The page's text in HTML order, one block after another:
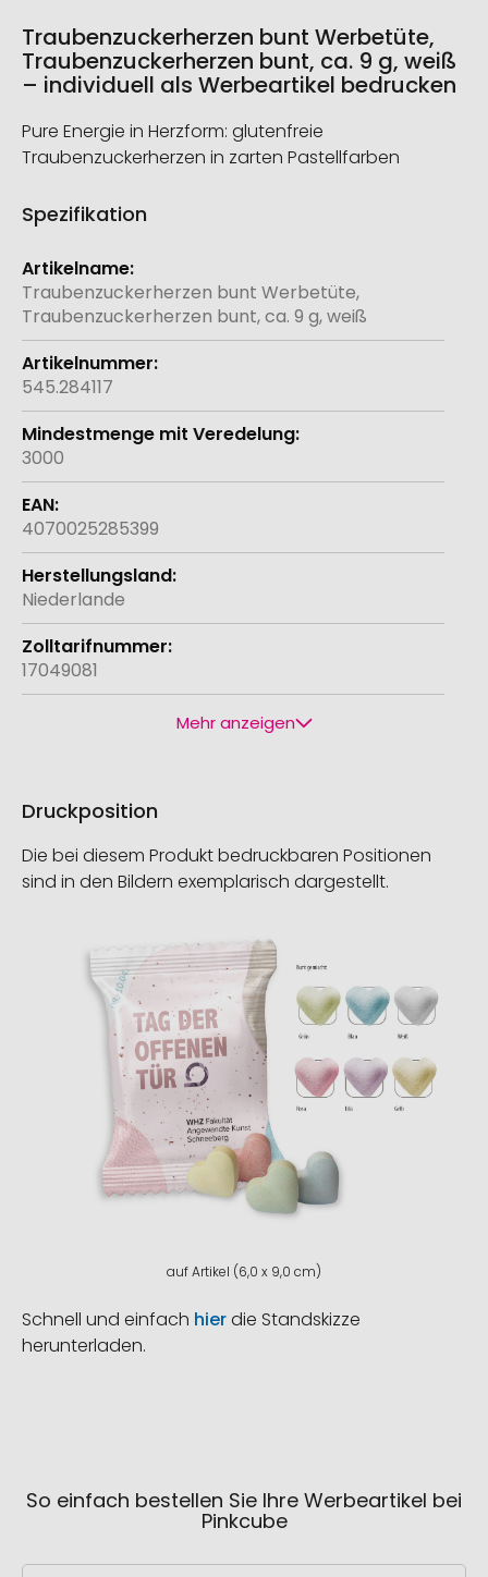
Traubenzuckerherzen bunt Werbetüte,
Traubenzuckerherzen bunt, ca. 9 g, weiß
– individuell als Werbeartikel bedrucken
Pure Energie in Herzform: glutenfreie
Traubenzuckerherzen in zarten Pastellfarben
Spezifikation
Weitere
Informationen
Traubenzuckerherzen bunt Werbetüte,
Traubenzuckerherzen bunt, ca. 9 g, weiß
545.284117
3000
4070025285399
Niederlande
17049081
Mehr anzeigen
Druckposition
Die bei diesem Produkt bedruckbaren Positionen
sind in den Bildern exemplarisch dargestellt.
auf Artikel (6,0 x 9,0 cm)
Schnell und einfach hierdie Standskizze
herunterladen.
So einfach bestellen Sie Ihre Werbeartikel bei
Pinkcube